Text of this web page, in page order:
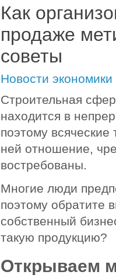
Как
продаже
советы
Новости экономики
Строительная
находится в
поэтому
ней отношение,
востребованы.
Многие люди
поэтому обратите
собственный
такую продукцию?
Открываем